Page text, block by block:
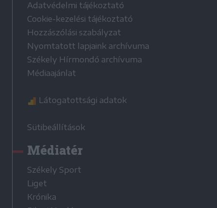
Adatvédelmi tájékoztató
Cookie-kezelési tájékoztató
Hozzászólási szabályzat
Nyomtatott lapjaink archívuma
Székely Hírmondó archívuma
Médiaajánlat
Látogatottsági adatok
Sütibeállítások
Médiatér
Székely Sport
Liget
Krónika